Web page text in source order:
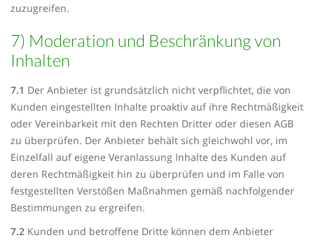
zuzugreifen.
7) Moderation und Beschränkung von
Inhalten
7.1 Der Anbieter ist grundsätzlich nicht verpflichtet, die von
Kunden eingestellten Inhalte proaktiv auf ihre Rechtmäßigkeit
oder Vereinbarkeit mit den Rechten Dritter oder diesen AGB
zu überprüfen. Der Anbieter behält sich gleichwohl vor, im
Einzelfall auf eigene Veranlassung Inhalte des Kunden auf
deren Rechtmäßigkeit hin zu überprüfen und im Falle von
festgestellten Verstößen Maßnahmen gemäß nachfolgender
Bestimmungen zu ergreifen.
7.2 Kunden und betroffene Dritte können dem Anbieter